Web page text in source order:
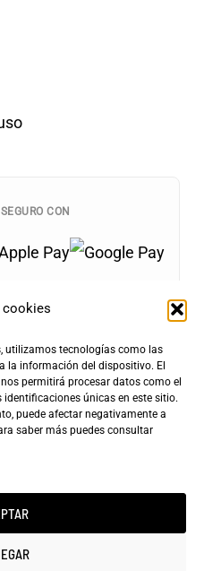
cookies
utilizamos tecnologías como las
la información del dispositivo. El
permitirá procesar datos como el
únicas en este sitio.
puede afectar negativamente a
saber más puedes consultar
CON
Rápida
72h
Envíos Gratis
+100€
minicarfilms.com